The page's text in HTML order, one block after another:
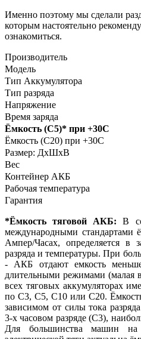
Именно поэтому мы сделали
которым настоятельно
ознакомиться.
Производитель
Модель
Тип Аккумулятора
Тип разряда
Напряжение
Время заряда
Ёмкость (С5)* при +30С
Ёмкость (С20) при +30С
Размер: ДхШхВ
Вес
Контейнер АКБ
Рабочая температура
Гарантия
*Ёмкость тяговой АКБ:В
международными стандартами
Ампер/Часах, определяется в
разряда и температуры. При
- АКБ отдают емкость
длительными режимами (малая
всех тяговых аккумуляторах
по С3, С5, С10 или С20.
зависимом от силы тока
3-х часовом разряде (С3),
Для большинства машин на